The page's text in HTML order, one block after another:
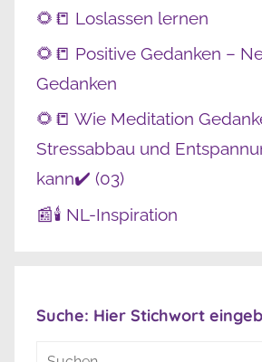
🌻📒 Loslassen lernen
🌻📒 Positive Gedanken –
Gedanken
🌻📒 Wie Meditation
Stressabbau und
kann✔️ (03)
📰🕯️ NL-Inspiration
Suche: Hier Stichwort
Suchen